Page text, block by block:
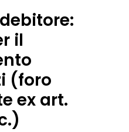
il
(foro
ex art.